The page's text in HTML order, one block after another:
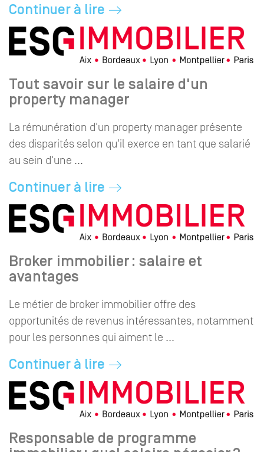
Continuer à lire
Tout savoir sur le salaire d'un
property manager
La rémunération d'un property manager présente
des disparités selon qu'il exerce en tant que salarié
au sein d'une ...
Continuer à lire
Broker immobilier : salaire et
avantages
Le métier de broker immobilier offre des
opportunités de revenus intéressantes, notamment
pour les personnes qui aiment le ...
Continuer à lire
Responsable de programme